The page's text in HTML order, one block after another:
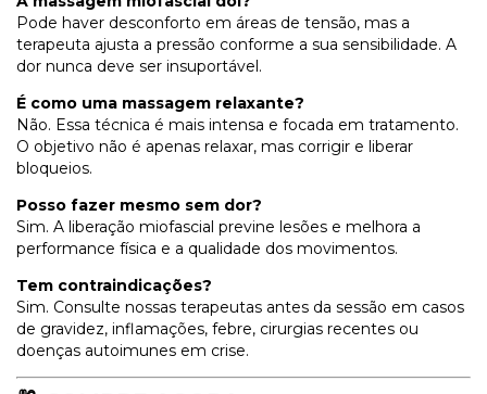
Pode haver desconforto em áreas de tensão, mas a
terapeuta ajusta a pressão conforme a sua sensibilidade. A
dor nunca deve ser insuportável.
É como uma massagem relaxante?
Não. Essa técnica é mais intensa e focada em tratamento.
O objetivo não é apenas relaxar, mas corrigir e liberar
bloqueios.
Posso fazer mesmo sem dor?
Sim. A liberação miofascial previne lesões e melhora a
performance física e a qualidade dos movimentos.
Tem contraindicações?
Sim. Consulte nossas terapeutas antes da sessão em casos
de gravidez, inflamações, febre, cirurgias recentes ou
doenças autoimunes em crise.